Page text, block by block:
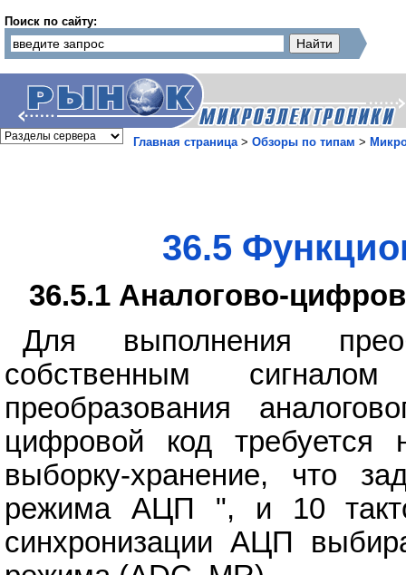
Поиск по сайту:
Главная страница> Обзоры по типам >
36.5
36.5.1 Аналогово-
Для выполнения
собственным
преобразования
цифровой код требуется
выборку-хранение, что
режима АЦП ", и 10
синхронизации АЦП